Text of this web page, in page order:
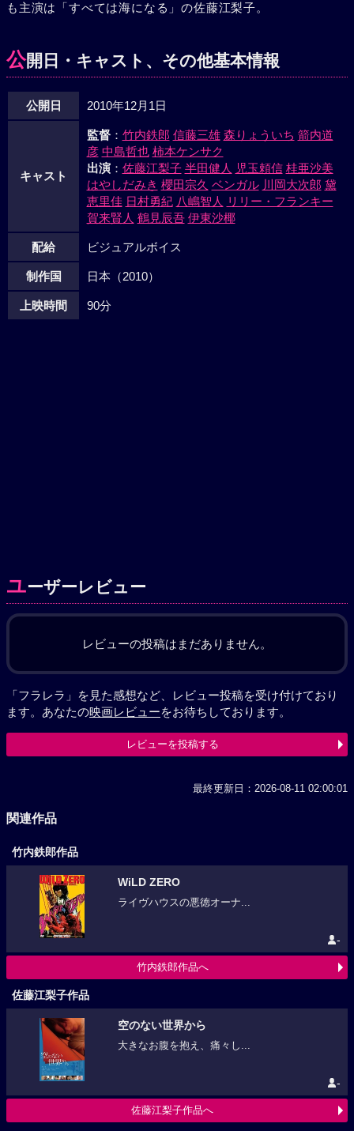
も主演は「すべては海になる」の佐藤江梨子。
公開日・キャスト、その他基本情報
公開日 2010年12月1日
キャスト
監督： 竹内鉄郎 信藤三雄 森りょういち 箭内道
彦 中島哲也 柿本ケンサク
出演： 佐藤江梨子 半田健人 児玉頼信 桂亜沙美
はやしだみき 櫻田宗久 ベンガル 川岡大次郎 黛
恵里佳 日村勇紀 八嶋智人 リリー・フランキー
賀来賢人 鶴見辰吾 伊東沙椰
配給 ビジュアルボイス
制作国 日本（2010）
上映時間 90分
ユーザーレビュー
レビューの投稿はまだありません。
「フラレラ」を見た感想など、レビュー投稿を受け付けており
ます。あなたの映画レビューをお待ちしております。
レビューを投稿する
最終更新日：2026-08-11 02:00:01
関連作品
竹内鉄郎作品
WiLD ZERO
ライヴハウスの悪徳オーナ...
-
竹内鉄郎作品へ
佐藤江梨子作品
空のない世界から
大きなお腹を抱え、痛々し...
-
佐藤江梨子作品へ